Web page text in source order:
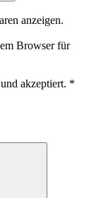
anzeigen.
Browser für
akzeptiert. *